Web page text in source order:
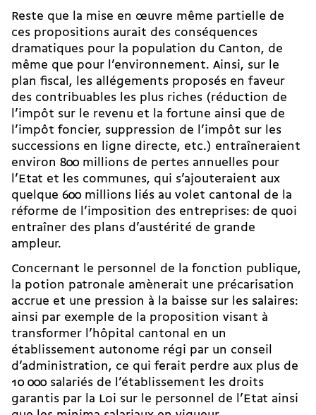
Reste que la mise en œuvre même partielle de
ces propositions aurait des conséquences
dramatiques pour la population du Canton, de
même que pour l’environnement. Ainsi, sur le
plan fiscal, les allégements proposés en faveur
des contribuables les plus riches (réduction de
l’impôt sur le revenu et la fortune ainsi que de
l’impôt foncier, suppression de l’impôt sur les
successions en ligne directe, etc.) entraîneraient
environ 800 millions de pertes annuelles pour
l’Etat et les communes, qui s’ajouteraient aux
quelque 600 millions liés au volet cantonal de la
réforme de l’imposition des entreprises: de quoi
entraîner des plans d’austérité de grande
ampleur.
Concernant le personnel de la fonction publique,
la potion patronale amènerait une précarisation
accrue et une pression à la baisse sur les salaires:
ainsi par exemple de la proposition visant à
transformer l’hôpital cantonal en un
établissement autonome régi par un conseil
d’administration, ce qui ferait perdre aux plus de
10 000 salariés de l’établissement les droits
garantis par la Loi sur le personnel de l’Etat ainsi